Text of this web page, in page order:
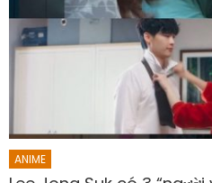
ANIME